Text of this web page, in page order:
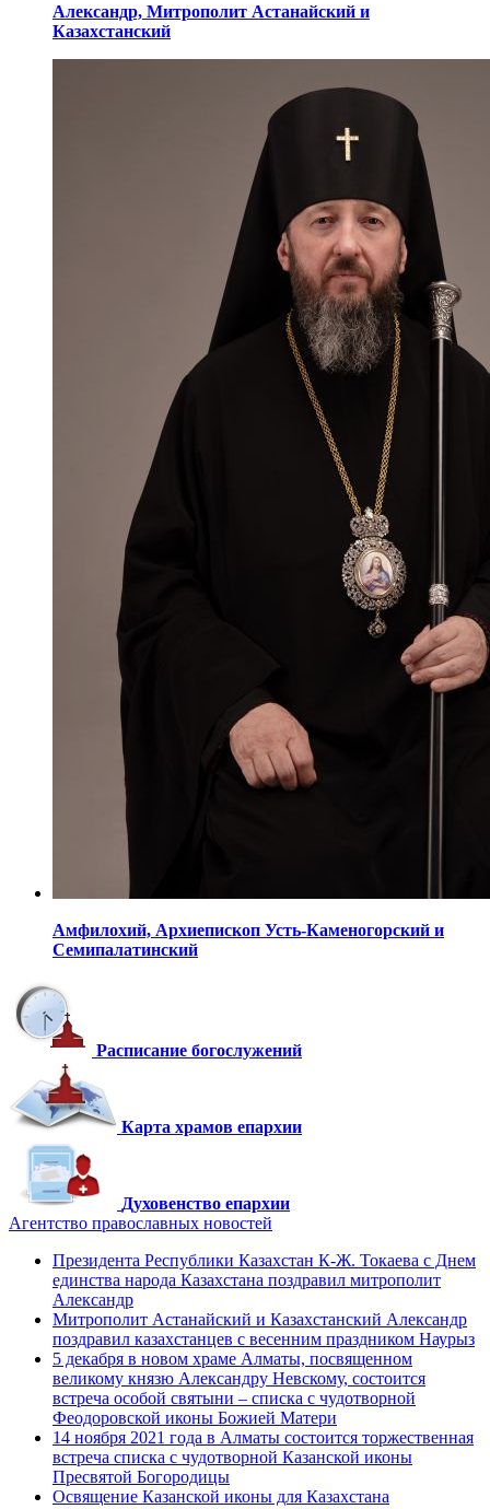
Александр, Митрополит Астанайский и
Казахстанский
Амфилохий, Архиепископ Усть-Каменогорский и
Семипалатинский
Расписание богослужений
Карта храмов епархии
Духовенство епархии
Агентство православных новостей
Президента Республики Казахстан К-Ж. Токаева с Днем
единства народа Казахстана поздравил митрополит
Александр
Митрополит Астанайский и Казахстанский Александр
поздравил казахстанцев с весенним праздником Наурыз
5 декабря в новом храме Алматы, посвященном
великому князю Александру Невскому, состоится
встреча особой святыни – списка с чудотворной
Феодоровской иконы Божией Матери
14 ноября 2021 года в Алматы состоится торжественная
встреча списка с чудотворной Казанской иконы
Пресвятой Богородицы
Освящение Казанской иконы для Казахстана